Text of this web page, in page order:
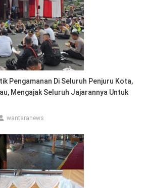
Pengamanan Di Seluruh Penjuru Kota,
Mengajak Seluruh Jajarannya Untuk
wantaranews